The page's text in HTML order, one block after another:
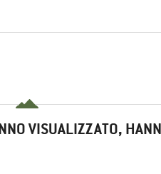
VISUALIZZATO,